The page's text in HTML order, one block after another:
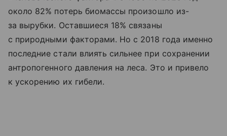
около 82% потерь биомассы произошло из-
за вырубки. Оставшиеся 18% связаны
с природными факторами. Но с 2018 года именно
последние стали влиять сильнее при сохранении
антропогенного давления на леса. Это и привело
к ускорению их гибели.